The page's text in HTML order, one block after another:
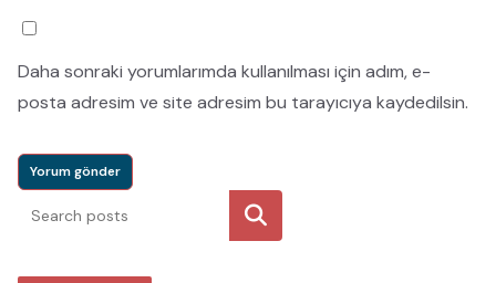
Daha sonraki yorumlarımda kullanılması için adım, e-
posta adresim ve site adresim bu tarayıcıya kaydedilsin.
Ara